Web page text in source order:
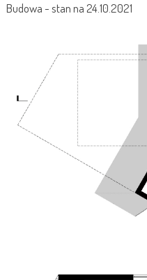
Budowa - stan na 24.10.2021